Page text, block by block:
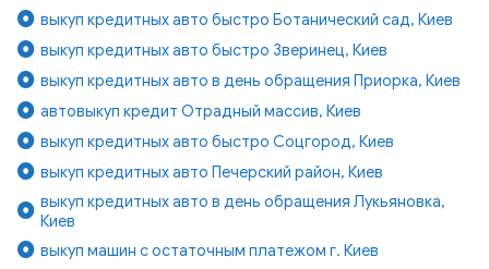
выкуп кредитных авто быстро Ботанический сад, Киев
выкуп кредитных авто быстро Зверинец, Киев
выкуп кредитных авто в день обращения Приорка, Киев
автовыкуп кредит Отрадный массив, Киев
выкуп кредитных авто быстро Соцгород, Киев
выкуп кредитных авто Печерский район, Киев
выкуп кредитных авто в день обращения Лукьяновка,
Киев
выкуп машин с остаточным платежом г. Киев